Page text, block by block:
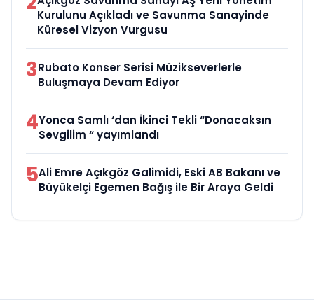
Kurulunu Açıkladı ve Savunma Sanayinde
Küresel Vizyon Vurgusu
3Rubato Konser Serisi Müzikseverlerle
Buluşmaya Devam Ediyor
4Yonca Samlı ‘dan İkinci Tekli “Donacaksın
Sevgilim “ yayımlandı
5Ali Emre Açıkgöz Galimidi, Eski AB Bakanı ve
Büyükelçi Egemen Bağış ile Bir Araya Geldi